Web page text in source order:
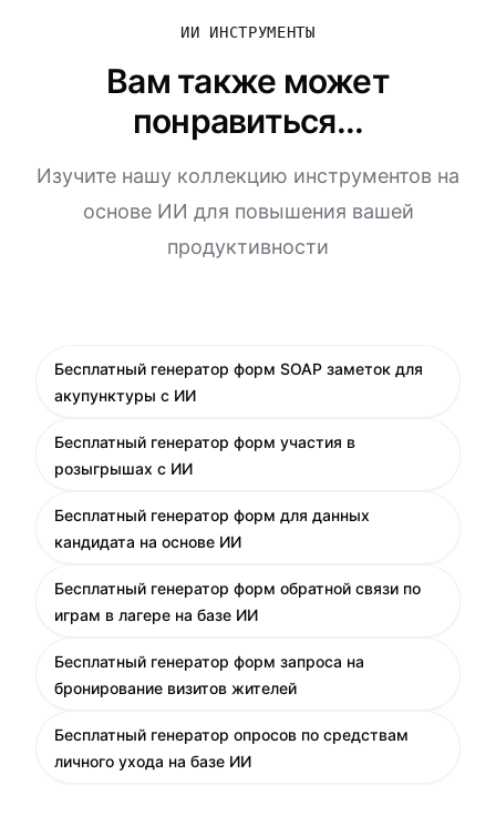
ИИ ИНСТРУМЕНТЫ
Вам также может
понравиться...
Изучите нашу коллекцию инструментов на
основе ИИ для повышения вашей
продуктивности
Бесплатный генератор форм SOAP заметок для
акупунктуры с ИИ
Бесплатный генератор форм участия в
розыгрышах с ИИ
Бесплатный генератор форм для данных
кандидата на основе ИИ
Бесплатный генератор форм обратной связи по
играм в лагере на базе ИИ
Бесплатный генератор форм запроса на
бронирование визитов жителей
Бесплатный генератор опросов по средствам
личного ухода на базе ИИ